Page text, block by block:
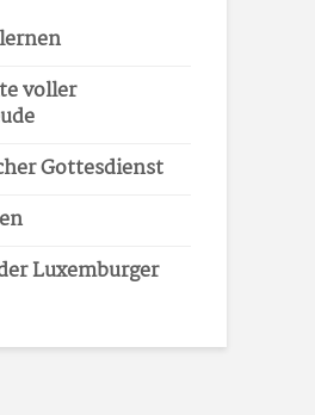
voller
Gottesdienst
Luxemburger